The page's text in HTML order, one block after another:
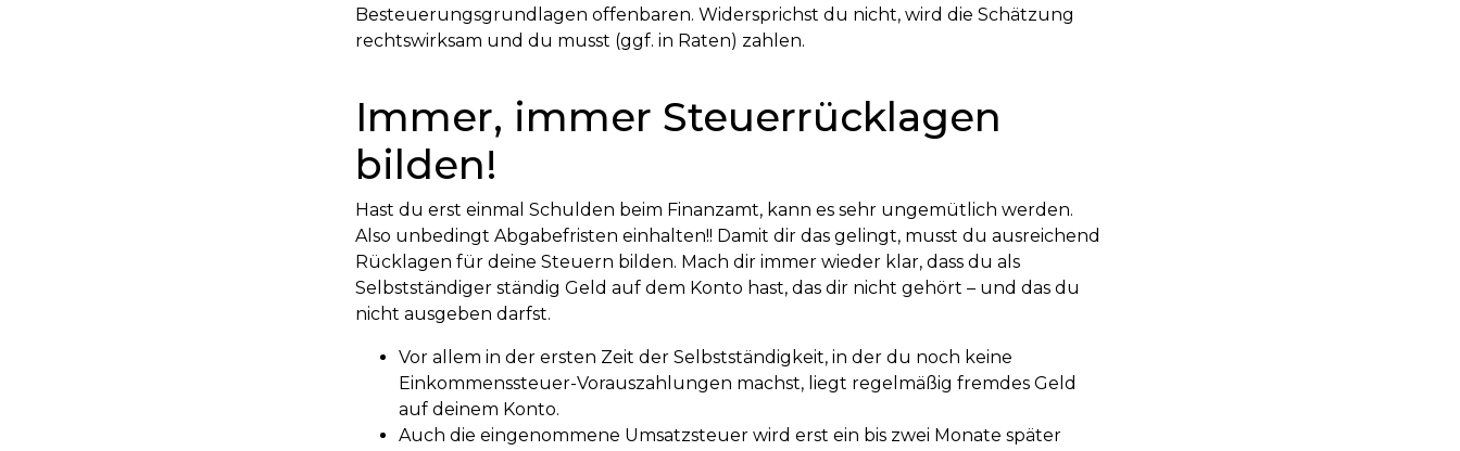
Besteuerungsgrundlagen offenbaren. Widersprichst du nicht, wird die Schätzung
rechtswirksam und du musst (ggf. in Raten) zahlen.
Immer, immer Steuerrücklagen
bilden!
Hast du erst einmal Schulden beim Finanzamt, kann es sehr ungemütlich werden.
Also unbedingt Abgabefristen einhalten!! Damit dir das gelingt, musst du ausreichend
Rücklagen für deine Steuern bilden. Mach dir immer wieder klar, dass du als
Selbstständiger ständig Geld auf dem Konto hast, das dir nicht gehört – und das du
nicht ausgeben darfst.
Vor allem in der ersten Zeit der Selbstständigkeit, in der du noch keine
Einkommenssteuer-Vorauszahlungen machst, liegt regelmäßig fremdes Geld
auf deinem Konto.
Auch die eingenommene Umsatzsteuer wird erst ein bis zwei Monate später